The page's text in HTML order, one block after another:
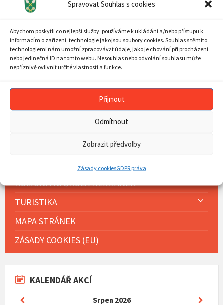
Spravovat Souhlas s cookies
Abychom poskytli co nejlepší služby, používáme k ukládání a/nebo přístupu k
informacím o zařízení, technologie jako jsou soubory cookies. Souhlas s těmito
technologiemi nám umožní zpracovávat údaje, jako je chování při procházení
nebo jedinečná ID na tomto webu. Nesouhlas nebo odvolání souhlasu může
nepříznivě ovlivnit určité vlastnosti a funkce.
Příjmout
Odmítnout
Zobrazit předvolby
Zásady cookiesGDPR práva
AKTUALITY
PLÁN AKCÍ
MOBILNÍ ROZHLAS
OBECNÍ ÚŘAD
SOUČASNOST OBCE
HISTORIE OBCE
DĚTSKÁ SKUPINA HEŘMÁNEK
KOMUNITNÍ ŠKOLA HEŘMÁNEK
TURISTIKA
MAPA STRÁNEK
ZÁSADY COOKIES (EU)
KALENDÁŘ AKCÍ
Srpen 2026
Previous